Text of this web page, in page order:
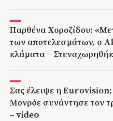
Παρθένα Χοροζίδου:
των αποτελεσμάτων, ο
κλάματα –
Σας έλειψε η
Μονρόε συνάντησε τον
– video